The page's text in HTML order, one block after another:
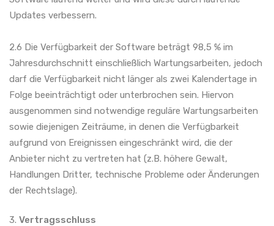
Updates verbessern.
2.6 Die Verfügbarkeit der Software beträgt 98,5 % im
Jahresdurchschnitt einschließlich Wartungsarbeiten, jedoch
darf die Verfügbarkeit nicht länger als zwei Kalendertage in
Folge beeinträchtigt oder unterbrochen sein. Hiervon
ausgenommen sind notwendige reguläre Wartungsarbeiten
sowie diejenigen Zeiträume, in denen die Verfügbarkeit
aufgrund von Ereignissen eingeschränkt wird, die der
Anbieter nicht zu vertreten hat (z.B. höhere Gewalt,
Handlungen Dritter, technische Probleme oder Änderungen
der Rechtslage).
3. Vertragsschluss